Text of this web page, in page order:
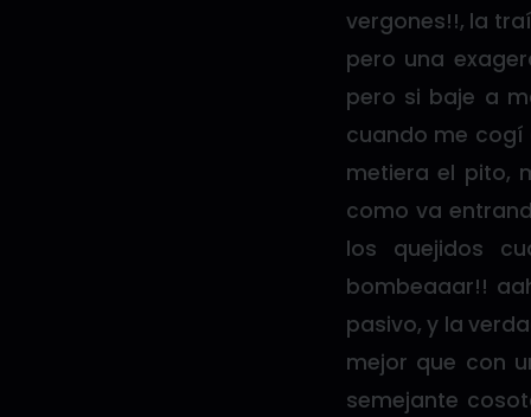
vergones!!, la
pero una
pero si baje a
cuando me cogí
metiera el pito,
como va
los quejidos
bombeaaar!!
pasivo, y la
mejor que con
semejante